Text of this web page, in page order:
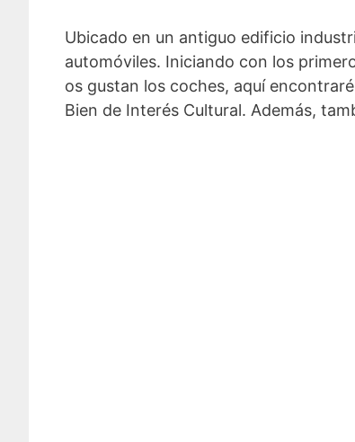
Ubicado en un antiguo edificio
automóviles. Iniciando con los
os gustan los coches, aquí
Bien de Interés Cultural. Además,